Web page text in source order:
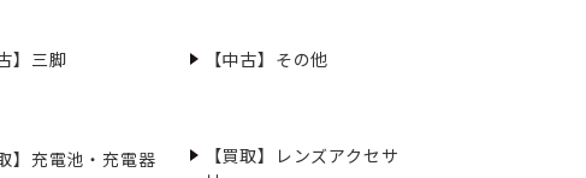
】三脚 【中古】その他
取】充電池・充電器
【買取】レンズアクセサ